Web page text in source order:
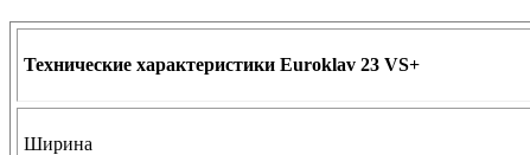
Технические характеристики Euroklav 23 VS+
Ширина